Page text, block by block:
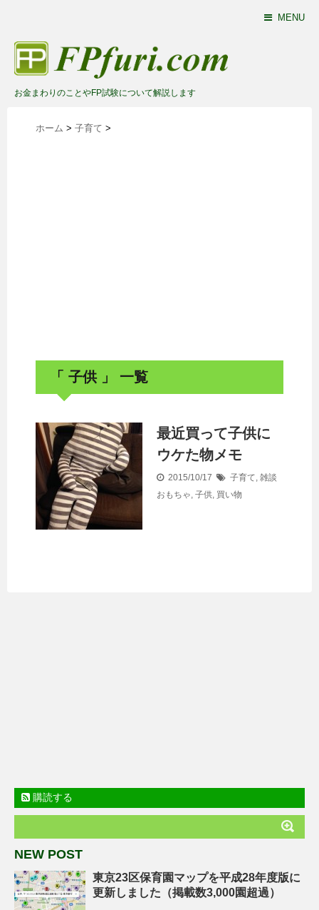
MENU
お金まわりのことやFP試験について解説します
ホーム > 子育て >
「 子供 」 一覧
最近買って子供に
ウケた物メモ
2015/10/17 子育て, 雑談
おもちゃ, 子供, 買い物
購読する
NEW POST
東京23区保育園マップを平成28年度版に
更新しました（掲載数3,000園超過）